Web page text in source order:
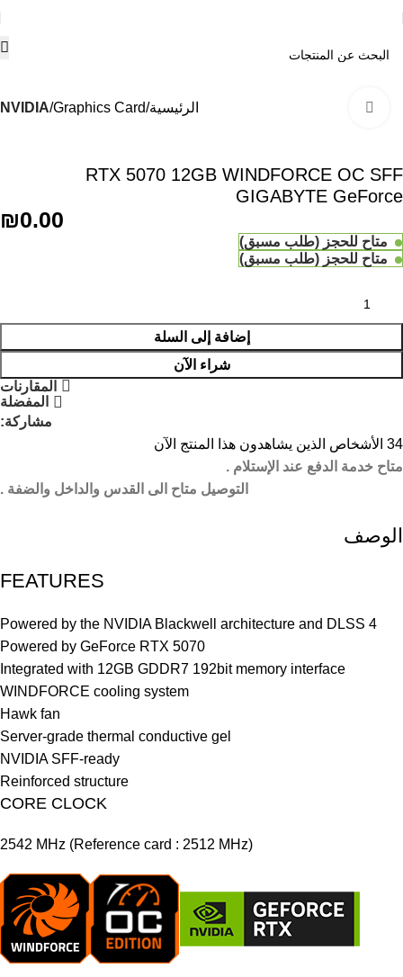
الرئيسية Graphics Card
NVIDIA
RTX 5070 12GB WINDFORCE OC SFF
GIGABYTE GeForce
₪0.00
متاح للحجز (طلب مسبق)
متاح للحجز (طلب مسبق)
إضافة إلى السلة
شراء الآن
المقارنات
المفضلة
مشاركة:
34 الأشخاص الذين يشاهدون هذا المنتج الآن
متاح خدمة الدفع عند الإستلام .
التوصيل متاح الى القدس والداخل والضفة .
الوصف
FEATURES
Powered by the NVIDIA Blackwell architecture and DLSS 4
Powered by GeForce RTX 5070
Integrated with 12GB GDDR7 192bit memory interface
WINDFORCE cooling system
Hawk fan
Server-grade thermal conductive gel
NVIDIA SFF-ready
Reinforced structure
CORE CLOCK
2542 MHz (Reference card : 2512 MHz)